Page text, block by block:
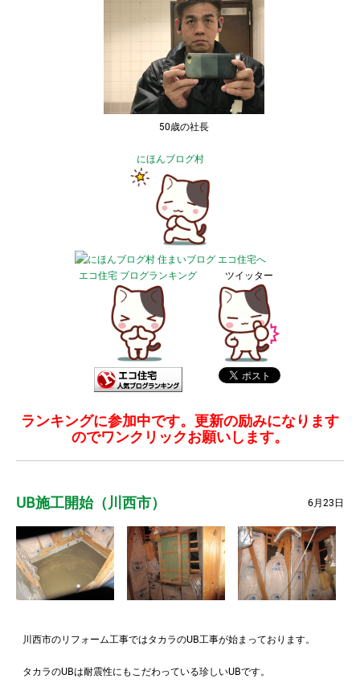
50歳の社長
にほんブログ村
エコ住宅 ブログランキング ツイッター
ランキングに参加中です。更新の励みになります
のでワンクリックお願いします。
UB施工開始（川西市） 6月23日
川西市のリフォーム工事ではタカラのUB工事が始まっております。
タカラのUBは耐震性にもこだわっている珍しいUBです。